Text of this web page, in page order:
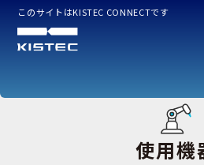
このサイトはKISTEC CONNECTです
使用機